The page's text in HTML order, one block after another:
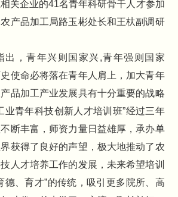
关企业的41名青年科研骨干人才参加
产品加工局路玉彬处长和王杕副调研
出，青年兴则国家兴,青年强则国家
使命必将落在青年人肩上，加大青年
品加工产业发展具有十分重要的战略
业青年科技创新人才培训班”经过三年
断丰富，师资力量日益雄厚，承办单
获得了良好的声望，极大地推动了农
人才培养工作的发展，未来希望培训
德、育才”的传统，吸引更多院所、高